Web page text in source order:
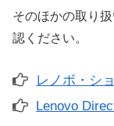
そのほかの取り
認ください。
レノボ・シ
Lenovo